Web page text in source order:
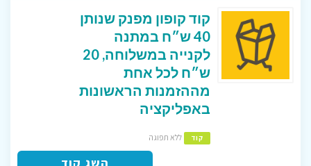
קוד קופון מפנק שנותן
40 ש״ח במתנה
לקנייה במשלוחה, 20
ש״ח לכל אחת
מההזמנות הראשונות
באפליקציה
קוד ללא תפוגה